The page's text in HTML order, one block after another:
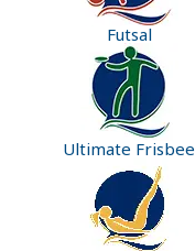
Futsal
Ultimate Frisbee